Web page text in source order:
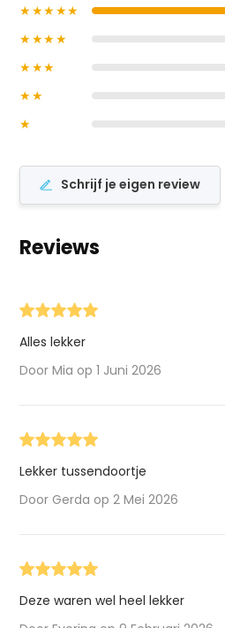
★★★★★
★★★★
★★★
★★
★
Schrijf je eigen review
Reviews
Alles lekker
Door Mia op 1 Juni 2026
Lekker tussendoortje
Door Gerda op 2 Mei 2026
Deze waren wel heel lekker